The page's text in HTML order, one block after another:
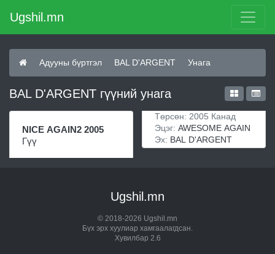
Ugshil.mn
Адууны бүртгэл BAL D'ARGENT Унага
BAL D'ARGENT гүүний унага
NICE AGAIN2 2005
Гүү
Төрсөн: 2005 Канад
Эцэг: AWESOME AGAIN
Эх: BAL D'ARGENT
Ugshil.mn
© 2018-2026 Ugshil.mn
Бүх эрх хуулиар хамгаалагдсан.
Хувилбар 2.6